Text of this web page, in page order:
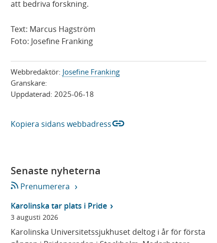
att bedriva forskning.
Text: Marcus Hagström
Foto: Josefine Franking
Webbredaktör: Josefine Franking
Granskare:
Uppdaterad:2025-06-18
Kopiera sidans webbadresslink
Senaste nyheterna
Prenumerera
Karolinska tar plats i Pride
3 augusti 2026
Karolinska Universitetssjukhuset deltog i år för första